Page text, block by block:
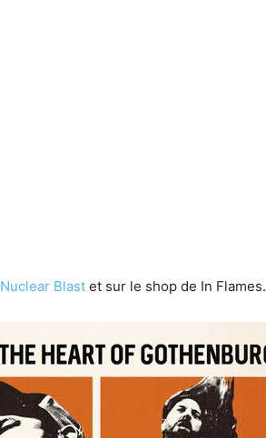
Nuclear Blast et sur le shop de In Flames.